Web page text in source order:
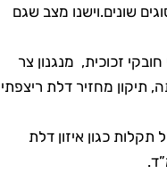
שונים.וישנו מצב שגם
זכוכית, מנגנון צר
תיקון מחזיר דלת ריצפתי
תקלות כגון איזון דלת